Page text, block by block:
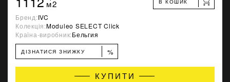
м2 В КОШИК
Бренд:IVC
Колекція:Moduleo SELECT Click
Країна-виробник:Бельгия
ДІЗНАТИСЯ ЗНИЖКУ %
КУПИТИ